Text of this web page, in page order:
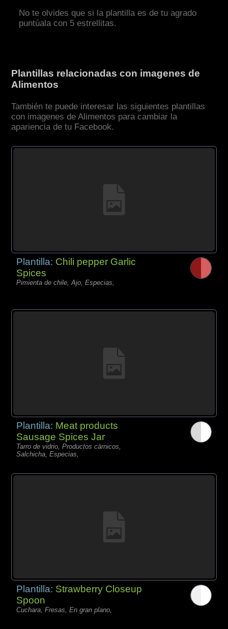
No te olvides que si la plantilla es de tu agrado
puntúala con 5 estrellitas.
Plantillas relacionadas con imagenes de
Alimentos
También te puede interesar las siguientes plantillas
con imagenes de Alimentos para cambiar la
apariencia de tu Facebook.
Plantilla: Chili pepper Garlic
Spices
Pimienta de chile, Ajo, Especias,
Plantilla: Meat products
Sausage Spices Jar
Tarro de vidrio, Productos càrnicos,
Salchicha, Especias,
Plantilla: Strawberry Closeup
Spoon
Cuchara, Fresas, En gran plano,